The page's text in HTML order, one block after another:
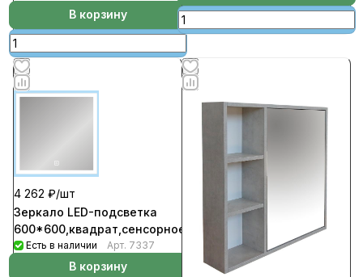
В корзину
4 262 ₽/шт
Зеркало LED-подсветка
600*600,квадрат,сенсорное
Есть в наличии Арт. 7337
В корзину